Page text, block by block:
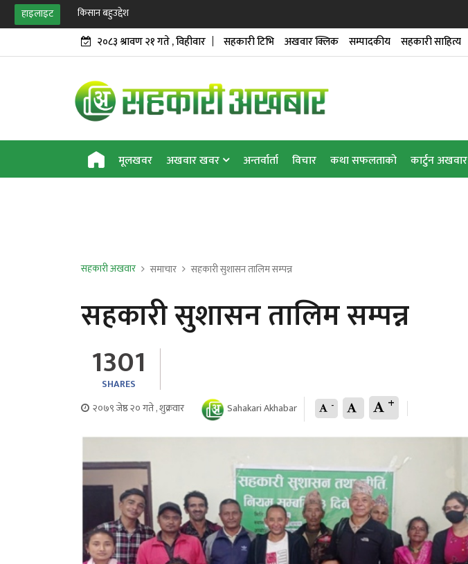
हाइलाइट किसान बहुउद्देश्यीय सहकारीद्वा
२०८३ श्रावण २१ गते , विहीवार सहकारी टिभि अखवार क्लिक सम्पादकीय सहकारी साहित्य
मूलखवर अखवार खवर अन्तर्वार्ता विचार कथा सफलताको कार्टुन अखवार
सहकारी अखवार समाचार सहकारी सुशासन तालिम सम्पन्न
सहकारी सुशासन तालिम सम्पन्न
1301
SHARES
२०७९ जेष्ठ २० गते , शुक्रवार
Sahakari Akhabar - +